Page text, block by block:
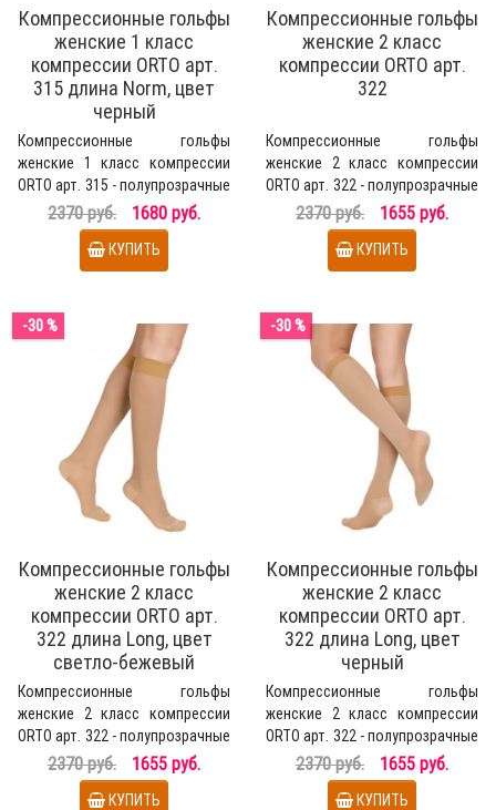
Компрессионные гольфы
женские 1 класс
компрессии ORTO арт.
315 длина Norm, цвет
черный
Компрессионные гольфы
женские 1 класс компрессии
ORTO арт. 315 - полупрозрачные
медицинские гольфы д..
2370 руб. 1680 руб.
КУПИТЬ
Компрессионные гольфы
женские 2 класс
компрессии ORTO арт.
322
Компрессионные гольфы
женские 2 класс компрессии
ORTO арт. 322 - полупрозрачные
медицинские гольфы д..
2370 руб. 1655 руб.
КУПИТЬ
-30 %
Компрессионные гольфы
женские 2 класс
компрессии ORTO арт.
322 длина Long, цвет
светло-бежевый
Компрессионные гольфы
женские 2 класс компрессии
ORTO арт. 322 - полупрозрачные
медицинские гольфы д..
2370 руб. 1655 руб.
КУПИТЬ
-30 %
Компрессионные гольфы
женские 2 класс
компрессии ORTO арт.
322 длина Long, цвет
черный
Компрессионные гольфы
женские 2 класс компрессии
ORTO арт. 322 - полупрозрачные
медицинские гольфы д..
2370 руб. 1655 руб.
КУПИТЬ